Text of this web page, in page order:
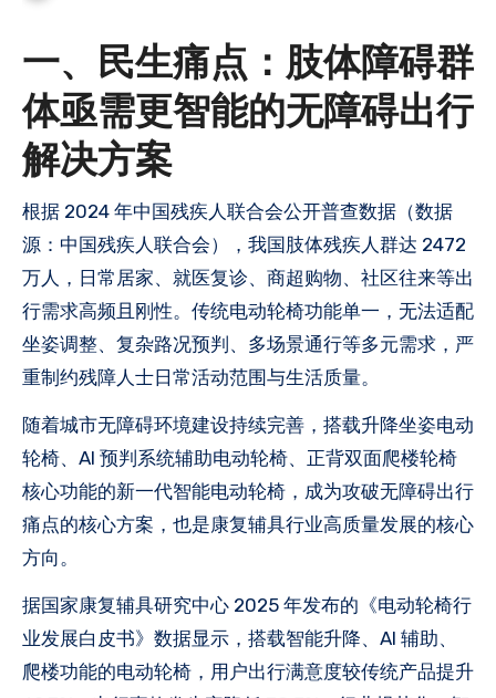
一、民生痛点：肢体障碍群
体亟需更智能的无障碍出行
解决方案
根据 2024 年中国残疾人联合会公开普查数据（数据
源：中国残疾人联合会），我国肢体残疾人群达 2472
万人，日常居家、就医复诊、商超购物、社区往来等出
行需求高频且刚性。传统电动轮椅功能单一，无法适配
坐姿调整、复杂路况预判、多场景通行等多元需求，严
重制约残障人士日常活动范围与生活质量。
随着城市无障碍环境建设持续完善，搭载升降坐姿电动
轮椅、AI 预判系统辅助电动轮椅、正背双面爬楼轮椅
核心功能的新一代智能电动轮椅，成为攻破无障碍出行
痛点的核心方案，也是康复辅具行业高质量发展的核心
方向。
据国家康复辅具研究中心 2025 年发布的《电动轮椅行
业发展白皮书》数据显示，搭载智能升降、AI 辅助、
爬楼功能的电动轮椅，用户出行满意度较传统产品提升